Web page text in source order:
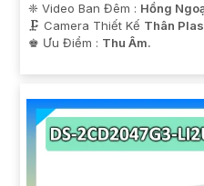
❈ Video Ban Đêm : Hồng
🗜️ Camera Thiết Kế Thân
️♚ Ưu Điểm : Thu Âm.